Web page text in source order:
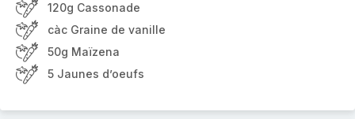
120g Cassonade
càc Graine de vanille
50g Maïzena
5 Jaunes d’oeufs